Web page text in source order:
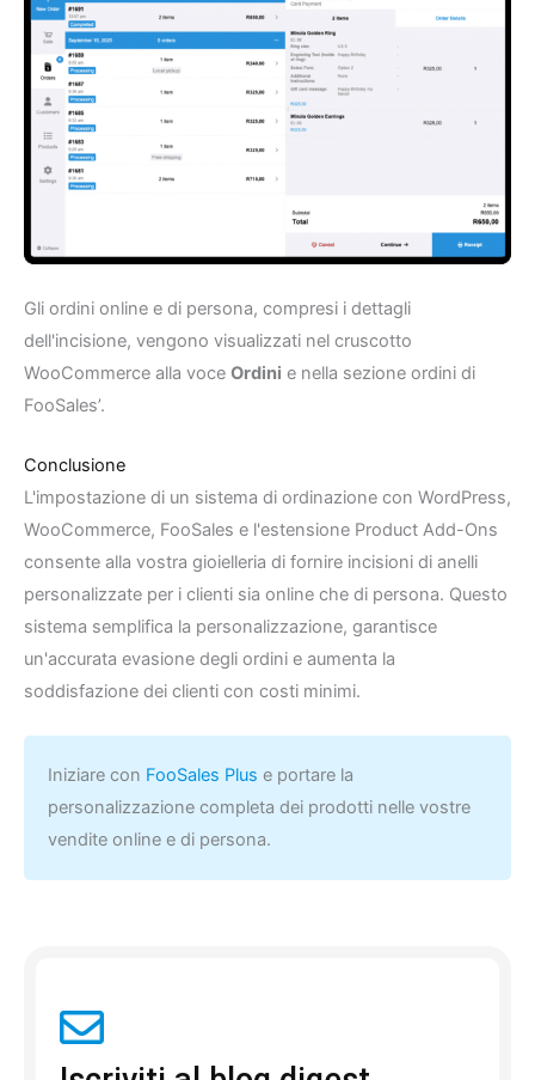
Gli ordini online e di persona, compresi i dettagli
dell'incisione, vengono visualizzati nel cruscotto
WooCommerce alla voce Ordini e nella sezione ordini di
FooSales’.
Conclusione
L'impostazione di un sistema di ordinazione con WordPress,
WooCommerce, FooSales e l'estensione Product Add-Ons
consente alla vostra gioielleria di fornire incisioni di anelli
personalizzate per i clienti sia online che di persona. Questo
sistema semplifica la personalizzazione, garantisce
un'accurata evasione degli ordini e aumenta la
soddisfazione dei clienti con costi minimi.
Iniziare con FooSales Plus e portare la
personalizzazione completa dei prodotti nelle vostre
vendite online e di persona.